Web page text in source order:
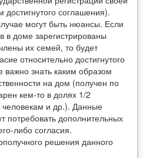
достигнутого соглашения).
могут быть нюансы. Если
в доме зарегистрированы
их семей, то будет
относительно достигнутого
знать каким образом
на дом (получен по
кем-то в долях 1/2
и др.). Данные
потребовать дополнительных
либо согласия.
решения данного